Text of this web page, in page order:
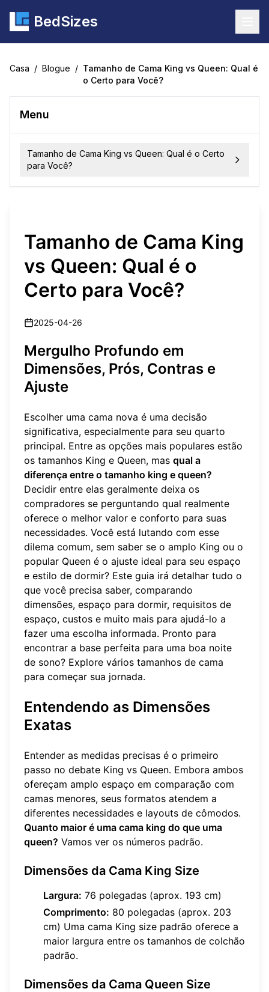
BedSizes
Casa / Blogue / Tamanho de Cama King vs Queen: Qual é
o Certo para Você?
Menu
Tamanho de Cama King vs Queen: Qual é o Certo
para Você?
Tamanho de Cama King
vs Queen: Qual é o
Certo para Você?
2025-04-26
Mergulho Profundo em
Dimensões, Prós, Contras e
Ajuste
Escolher uma cama nova é uma decisão
significativa, especialmente para seu quarto
principal. Entre as opções mais populares estão
os tamanhos King e Queen, mas qual a
diferença entre o tamanho king e queen?
Decidir entre elas geralmente deixa os
compradores se perguntando qual realmente
oferece o melhor valor e conforto para suas
necessidades. Você está lutando com esse
dilema comum, sem saber se o amplo King ou o
popular Queen é o ajuste ideal para seu espaço
e estilo de dormir? Este guia irá detalhar tudo o
que você precisa saber, comparando
dimensões, espaço para dormir, requisitos de
espaço, custos e muito mais para ajudá-lo a
fazer uma escolha informada. Pronto para
encontrar a base perfeita para uma boa noite
de sono? Explore vários tamanhos de cama
para começar sua jornada.
Entendendo as Dimensões
Exatas
Entender as medidas precisas é o primeiro
passo no debate King vs Queen. Embora ambos
ofereçam amplo espaço em comparação com
camas menores, seus formatos atendem a
diferentes necessidades e layouts de cômodos.
Quanto maior é uma cama king do que uma
queen? Vamos ver os números padrão.
Dimensões da Cama King Size
Largura: 76 polegadas (aprox. 193 cm)
Comprimento: 80 polegadas (aprox. 203
cm) Uma cama King size padrão oferece a
maior largura entre os tamanhos de colchão
padrão.
Dimensões da Cama Queen Size